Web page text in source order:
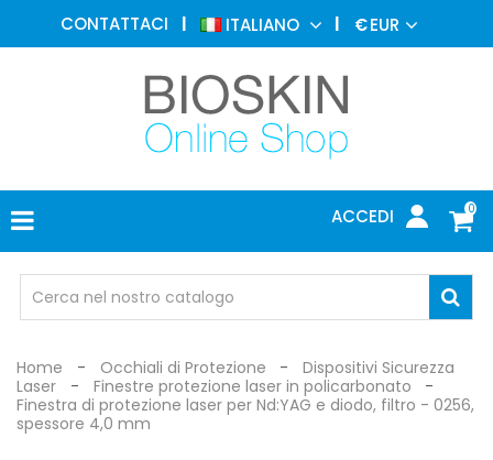
CONTATTACI ITALIANO €EUR
0
ACCEDI
MEDICINA
ESTETICA
DERMATOLOGIA
FOTOTERAPIA
ELETTROMEDICALI
MEDICO
OCCHIALI
DI
Home Occhiali di Protezione
Dispositivi Sicurezza
Laser
Finestre protezione laser in policarbonato
Finestra di protezione laser per Nd:YAG e diodo, filtro - 0256,
spessore 4,0 mm